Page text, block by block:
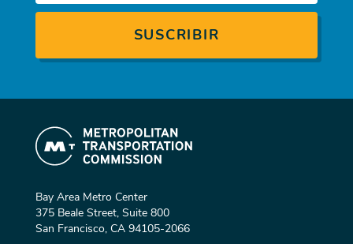
Bay Area Metro Center
375 Beale Street, Suite 800
San Francisco, CA 94105-2066